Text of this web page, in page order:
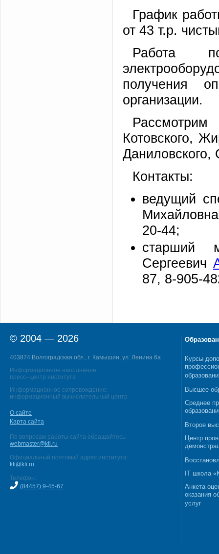
График
от 43 т.р.
Работа по
получения
организации.
Рассмотрим
Котовского,
Даниловского,
Контакты:
ведущий
20-44;
старший
Сергеевич
87, 8-905-
© 2004 — 2026
403874 Волгоградская обл., г. Камышин, ул. Ленина 6а
Информационное наполнение:
пресс–центр института
Информационное сопровождение:
информационный вычислительный центр
О сайте
Карта сайта
По вопросам работы сайта обращайтесь:
webmaster@kti.ru
Официальный почтовый адрес института:
kti@kti.ru
Телефон:
(84457) 9-45-67
Курсы
Высшее
Среднее
Второе
Центр
IT школа
Анкета
оказания
услуг